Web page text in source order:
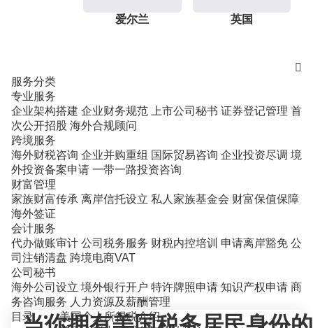
爱尔兰 英国

服务分类
专业服务
企业架构搭建 企业财务规范 上市公司秘书 证券登记管理 首
次公开招股 海外合规顾问
跨境服务
海外财税咨询 企业并购重组 国际贸易咨询 企业投资尽调 境
外投资备案申请 一带一路投资咨询
财富管理
家族财富传承 离岸信托设立 私人家族基金会 财富保值保障
海外签证
会计服务
代办做账审计 公司税务服务 财税内控培训 申请离岸豁免 公
司注销清盘 跨境电商VAT
公司秘书
海外公司设立 境外银行开户 特许牌照申请 知识产权申请 商
务咨询服务 人力资源及薪酬管理
目录
美国个人所得税介绍